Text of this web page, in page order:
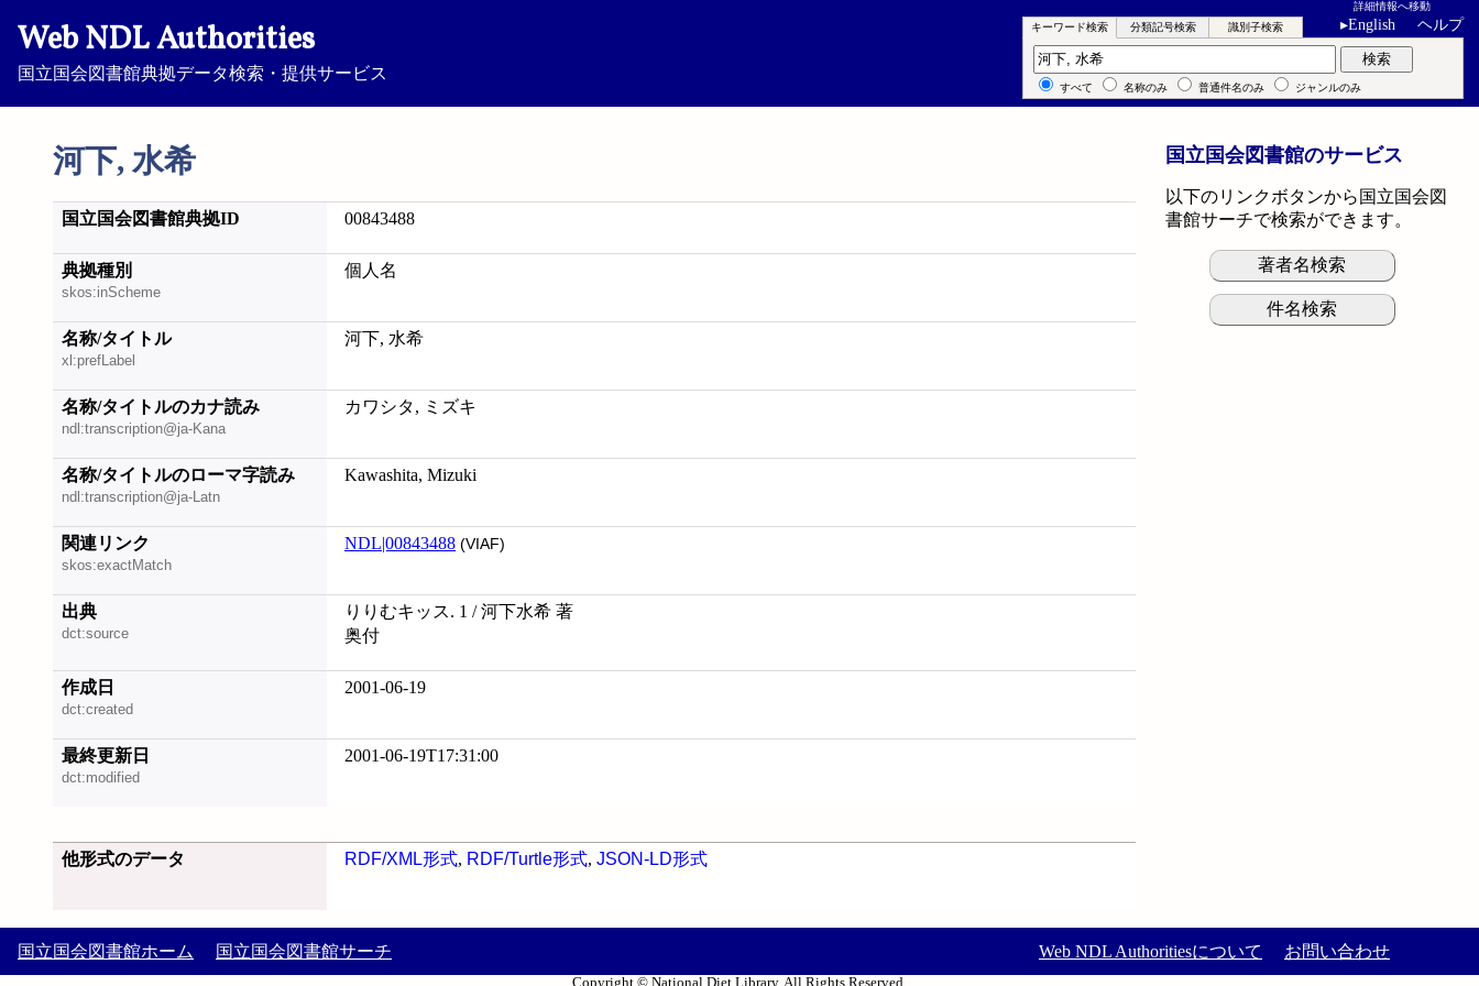
Web NDL Authorities
国立国会図書館典拠データ検索・提供サービス
詳細情報へ移動
▸English ヘルプ
河下, 水希
キーワード検索 分類記号検索 識別子検索
キーワード検索 検索
すべて 名称のみ 普通件名のみ ジャンルのみ
国立国会図書館典拠ID 00843488
典拠種別
skos:inScheme
個人名
名称/タイトル
xl:prefLabel
河下, 水希
名称/タイトルのカナ読み
ndl:transcription@ja-Kana
カワシタ, ミズキ
名称/タイトルのローマ字読み
ndl:transcription@ja-Latn
Kawashita, Mizuki
関連リンク
skos:exactMatch
NDL|00843488 (VIAF)
出典
dct:source
りりむキッス. 1 / 河下水希 著
奥付
作成日
dct:created
2001-06-19
最終更新日
dct:modified
2001-06-19T17:31:00
他形式のデータ RDF/XML形式, RDF/Turtle形式, JSON-LD形式
国立国会図書館のサービス
以下のリンクボタンから国立国会図
書館サーチで検索ができます。
著者名検索
件名検索
国立国会図書館ホーム 国立国会図書館サーチ Web NDL Authoritiesについて お問い合わせ